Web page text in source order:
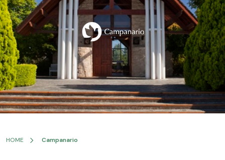
HOME Campanario